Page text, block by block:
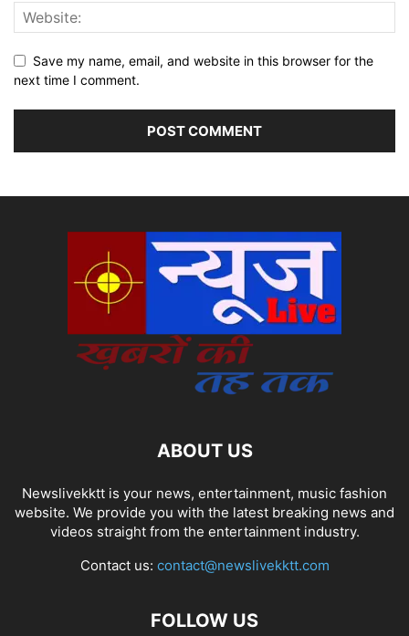
Save my name, email, and website in this browser for the
next time I comment.
ABOUT US
Newslivekktt is your news, entertainment, music fashion
website. We provide you with the latest breaking news and
videos straight from the entertainment industry.
Contact us: contact@newslivekktt.com
FOLLOW US